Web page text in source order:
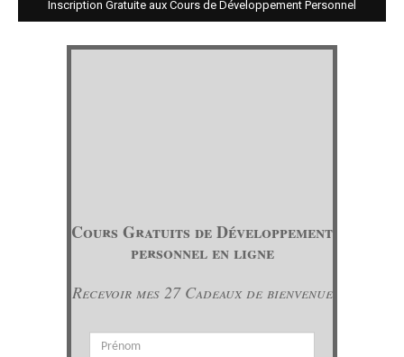
Inscription Gratuite aux Cours de Développement Personnel
Cours Gratuits de Développement
personnel en ligne
Recevoir mes 27 Cadeaux de bienvenue